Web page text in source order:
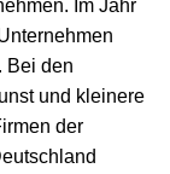
Im Jahr
Bei den
und kleinere
der